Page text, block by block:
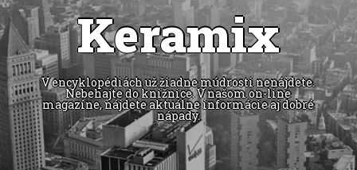
Keramix
V encyklopédiách už žiadne múdrosti nenájdete.
Nebehajte do knižnice. V našom on-line
magazíne, nájdete aktuálne informácie aj dobré
nápady.